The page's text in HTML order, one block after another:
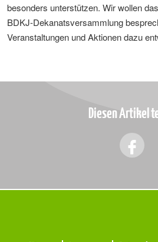
besonders unterstützen. Wir wollen
BDKJ-Dekanatsversammlung
Veranstaltungen und Aktionen dazu
Diesen Artikel